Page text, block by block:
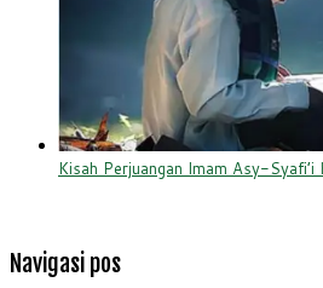
Kisah Perjuangan Imam Asy-
Navigasi pos